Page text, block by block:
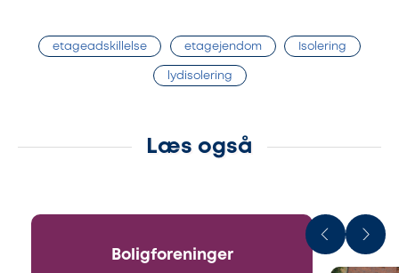
etageadskillelse etagejendom Isolering
lydisolering
Læs også
Boligforeninger